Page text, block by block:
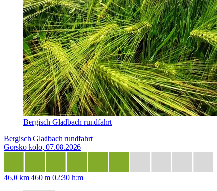
Bergisch Gladbach rundfahrt
Bergisch Gladbach rundfahrt
Gorsko kolo, 07.08.2026
46,0 km 460 m 02:30 h:m